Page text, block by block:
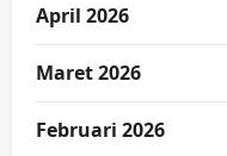
April 2026
Maret 2026
Februari 2026